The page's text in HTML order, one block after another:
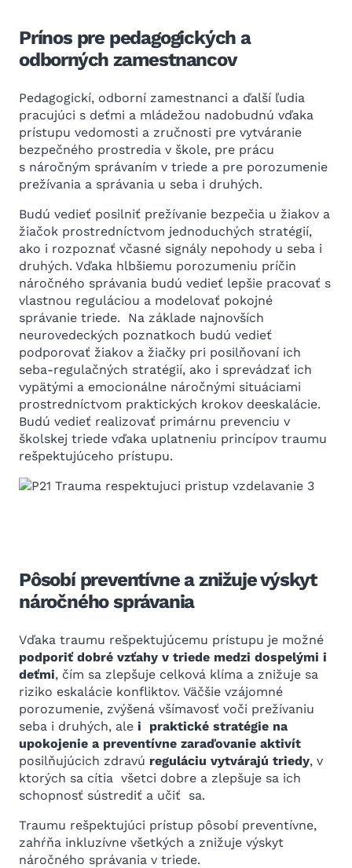
Prínos pre pedagogických a
odborných zamestnancov
Pedagogickí, odborní zamestnanci a ďalší ľudia
pracujúci s deťmi a mládežou nadobudnú vďaka
prístupu vedomosti a zručnosti pre vytváranie
bezpečného prostredia v škole, pre prácu
s náročným správaním v triede a pre porozumenie
prežívania a správania u seba i druhých.
Budú vedieť posilniť prežívanie bezpečia u žiakov a
žiačok prostredníctvom jednoduchých stratégií,
ako i rozpoznať včasné signály nepohody u seba i
druhých. Vďaka hlbšiemu porozumeniu príčin
náročného správania budú vedieť lepšie pracovať s
vlastnou reguláciou a modelovať pokojné
správanie triede. Na základe najnovších
neurovedeckých poznatkoch budú vedieť
podporovať žiakov a žiačky pri posilňovaní ich
seba-regulačných stratégií, ako i sprevádzať ich
vypätými a emocionálne náročnými situáciami
prostredníctvom praktických krokov deeskalácie.
Budú vedieť realizovať primárnu prevenciu v
školskej triede vďaka uplatneniu princípov traumu
rešpektujúceho prístupu.
Pôsobí preventívne a znižuje výskyt
náročného správania
Vďaka traumu rešpektujúcemu prístupu je možné
podporiť dobré vzťahy v triede medzi dospelými i
deťmi, čím sa zlepšuje celková klíma a znižuje sa
riziko eskalácie konfliktov. Väčšie vzájomné
porozumenie, zvýšená všímavosť voči prežívaniu
seba i druhých, ale i praktické stratégie na
upokojenie a preventívne zaraďovanie aktivít
posilňujúcich zdravú reguláciu vytvárajú triedy, v
ktorých sa cítia všetci dobre a zlepšuje sa ich
schopnosť sústrediť a učiť sa.
Traumu rešpektujúci prístup pôsobí preventívne,
zahŕňa inkluzívne všetkých a znižuje výskyt
náročného správania v triede.